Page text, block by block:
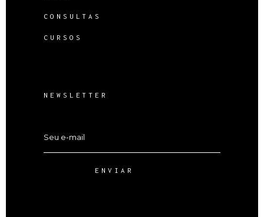
CONSULTAS
CURSOS
NEWSLETTER
ENVIAR